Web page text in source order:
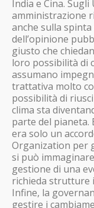
India e Cina. Sugli
amministrazione
anche sulla
dell’opinione
giusto che
loro possibilità di
assumano
trattativa molto
possibilità di
clima sta
parte del pianeta.
era solo un
Organization per
si può
gestione di una
richieda strutture
Infine, la
gestire i